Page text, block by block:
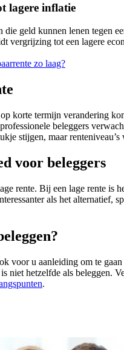
lagere inflatie
die geld kunnen lenen tegen
vergrijzing tot een lagere
zo laag?
korte termijn verandering
beleggers
stijgen, maar
voor beleggers
rente. Bij een lage rente is
als het alternatief,
voor u aanleiding om te
niet hetzelfde als beleggen.
.